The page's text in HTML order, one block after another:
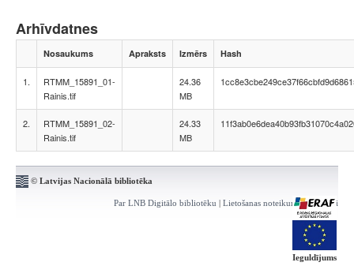
Arhīvdatnes
Nosaukums Apraksts Izmērs Hash
1.
RTMM_15891_01-
Rainis.tif
24.36
MB
2.
RTMM_15891_02-
Rainis.tif
24.33
MB
© Latvijas Nacionālā bibliotēka
Par LNB Digitālo bibliotēku | Lietošanas noteikumi | Kontakti
Ieguldījums